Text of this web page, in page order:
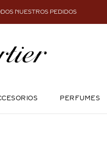
NUESTROS PEDIDOS
PERFUMES